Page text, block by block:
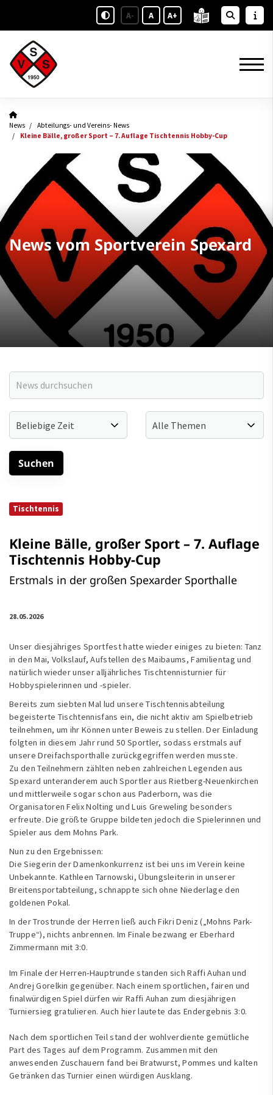
A- A A+
News
Abteilungs- und Vereins- News
Kleine Bälle, großer Sport – 7. Auflage Tischtennis Hobby-Cup
News vom Sportverein Spexard
Tischtennis
Kleine Bälle, großer Sport – 7. Auflage
Tischtennis Hobby-Cup
Erstmals in der großen Spexarder Sporthalle
28.05.2026
Unser diesjähriges Sportfest hatte wieder einiges zu bieten: Tanz
in den Mai, Volkslauf, Aufstellen des Maibaums, Familientag und
natürlich wieder unser alljährliches Tischtennisturnier für
Hobbyspielerinnen und -spieler.
Bereits zum siebten Mal lud unsere Tischtennisabteilung
begeisterte Tischtennisfans ein, die nicht aktiv am Spielbetrieb
teilnehmen, um ihr Können unter Beweis zu stellen. Der Einladung
folgten in diesem Jahr rund 50 Sportler, sodass erstmals auf
unsere Dreifachsporthalle zurückgegriffen werden musste.
Zu den Teilnehmern zählten neben zahlreichen Legenden aus
Spexard unteranderem auch Sportler aus Rietberg-Neuenkirchen
und mittlerweile sogar schon aus Paderborn, was die
Organisatoren Felix Nolting und Luis Greweling besonders
erfreute. Die größte Gruppe bildeten jedoch die Spielerinnen und
Spieler aus dem Mohns Park.
Nun zu den Ergebnissen:
Die Siegerin der Damenkonkurrenz ist bei uns im Verein keine
Unbekannte. Kathleen Tarnowski, Übungsleiterin in unserer
Breitensportabteilung, schnappte sich ohne Niederlage den
goldenen Pokal.
In der Trostrunde der Herren ließ auch Fikri Deniz („Mohns Park-
Truppe“), nichts anbrennen. Im Finale bezwang er Eberhard
Zimmermann mit 3:0.
Im Finale der Herren-Hauptrunde standen sich Raffi Auhan und
Andrej Gorelkin gegenüber. Nach einem sportlichen, fairen und
finalwürdigen Spiel dürfen wir Raffi Auhan zum diesjährigen
Turniersieg gratulieren. Auch hier lautete das Endergebnis 3:0.
Nach dem sportlichen Teil stand der wohlverdiente gemütliche
Part des Tages auf dem Programm. Zusammen mit den
anwesenden Zuschauern fand bei Bratwurst, Pommes und kalten
Getränken das Turnier einen würdigen Ausklang.